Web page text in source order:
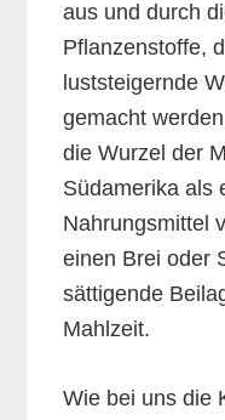
aus und durch
Pflanzenstoffe,
luststeigernde
gemacht
die Wurzel der
Südamerika als
Nahrungsmittel
einen Brei oder
sättigende
Mahlzeit.
Wie bei uns die